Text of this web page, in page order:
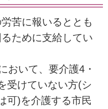
苦に報いるととも
ために支給してい
おいて、要介護4・
受けていない方(シ
可)を介護する市民